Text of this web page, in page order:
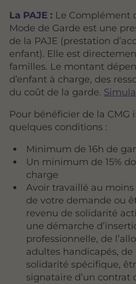
La PAJE : Le Complément
Mode de Garde est une
de la PAJE (prestation
enfant). Elle est
familles. Le montant
d’enfant à charge, des
du coût de la garde.
Pour bénéficier de la CMG
quelques conditions :
Minimum de 16h de
Un minimum de 15%
charge
Avoir travaillé au moins
de votre demande ou
revenu de solidarité
une démarche
professionnelle, de
adultes handicapés, de
solidarité spécifique,
signataire d’un contrat